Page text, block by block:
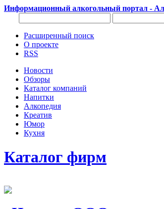
Информационный алкогольный портал -
Расширенный поиск
О проекте
RSS
Новости
Обзоры
Каталог компаний
Напитки
Алкопедия
Креатив
Юмор
Кухня
Каталог фирм